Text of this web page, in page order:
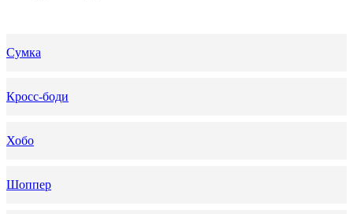
Сумка
Кросс-боди
Хобо
Шоппер